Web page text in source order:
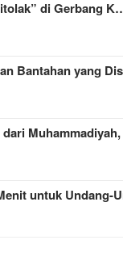
di Gerbang
Bantahan yang
dari
untuk Undang-